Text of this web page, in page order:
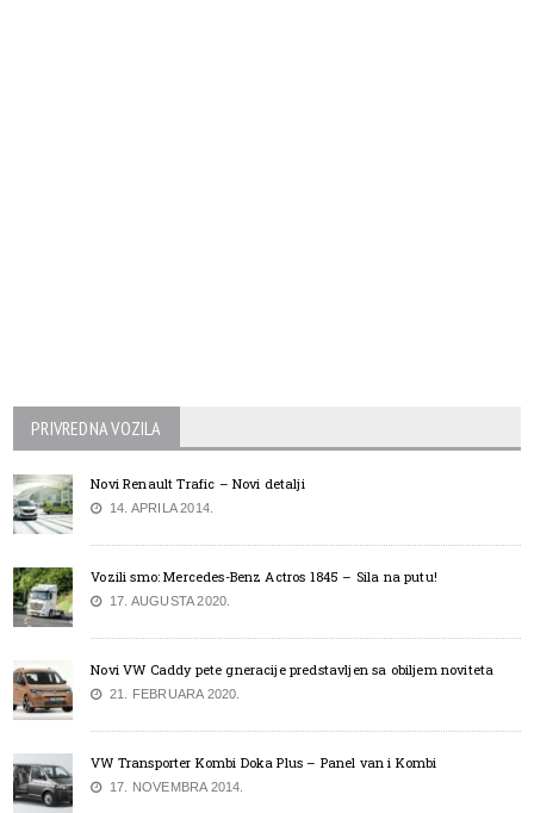
PRIVREDNA VOZILA
Novi Renault Trafic – Novi detalji
14. APRILA 2014.
Vozili smo: Mercedes-Benz Actros 1845 – Sila na putu!
17. AUGUSTA 2020.
Novi VW Caddy pete gneracije predstavljen sa obiljem noviteta
21. FEBRUARA 2020.
VW Transporter Kombi Doka Plus – Panel van i Kombi
17. NOVEMBRA 2014.